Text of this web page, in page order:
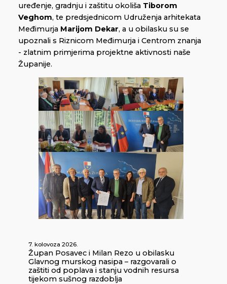
uređenje, gradnju i zaštitu okoliša Tiborom
Veghom, te predsjednicom Udruženja arhitekata
Međimurja Marijom Dekar, a u obilasku su se
upoznali s Riznicom Međimurja i Centrom znanja
- zlatnim primjerima projektne aktivnosti naše
Županije.
7. kolovoza 2026.
Župan Posavec i Milan Rezo u obilasku
Glavnog murskog nasipa – razgovarali o
zaštiti od poplava i stanju vodnih resursa
tijekom sušnog razdoblja